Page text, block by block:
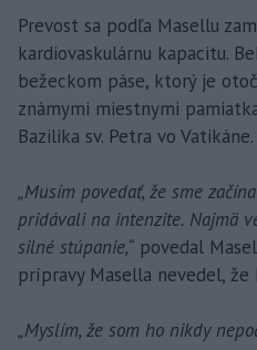
Prevost sa podľa Masellu
kardiovaskulárnu kapacitu.
bežeckom páse, ktorý je
známymi miestnymi
Bazilika sv. Petra vo Vatikáne.
„Musím povedať, že sme
pridávali na intenzite. Najmä
silné stúpanie,“ povedal
prípravy Masella nevedel, že
„Myslím, že som ho nikdy